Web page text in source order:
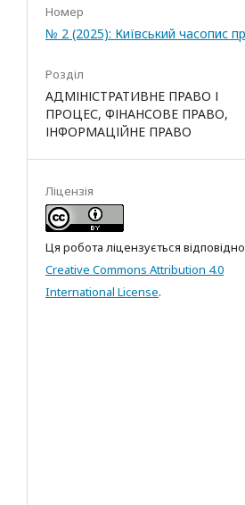
Номер
№ 2 (2025): Київський часопис
Розділ
АДМІНІСТРАТИВНЕ ПРАВО І
ПРОЦЕС, ФІНАНСОВЕ ПРАВО,
ІНФОРМАЦІЙНЕ ПРАВО
Ліцензія
Ця робота ліцензується
Creative Commons Attribution 4.0
International License.